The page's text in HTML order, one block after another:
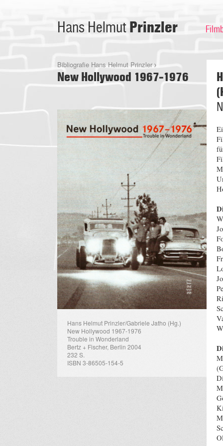
Hans HelmutPrinzler
Bibliografie Hans Helmut Prinzler
New Hollywood 1967-1976
Hans Helmut Prinzler/Gabriele Jatho (Hg.)
New Hollywood 1967-1976
Trouble in Wonderland
Bertz + Fischer, Berlin 2004
232 S.
ISBN 3-86505-154-5